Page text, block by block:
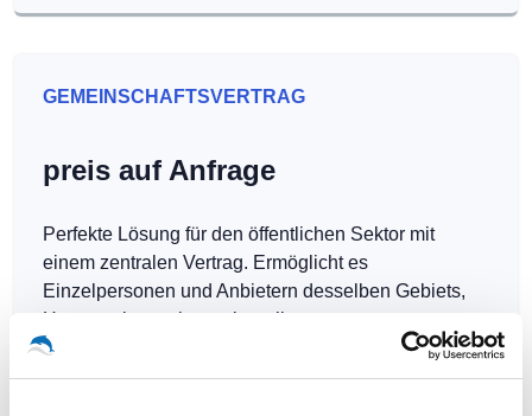
GEMEINSCHAFTSVERTRAG
preis auf Anfrage
Perfekte Lösung für den öffentlichen Sektor mit
einem zentralen Vertrag. Ermöglicht es
Einzelpersonen und Anbietern desselben Gebiets,
Hotspots kostenlos zu betreiben.